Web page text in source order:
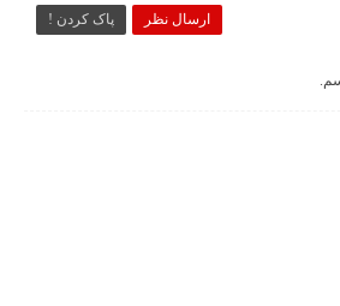
ارسال نظر پاک کردن !